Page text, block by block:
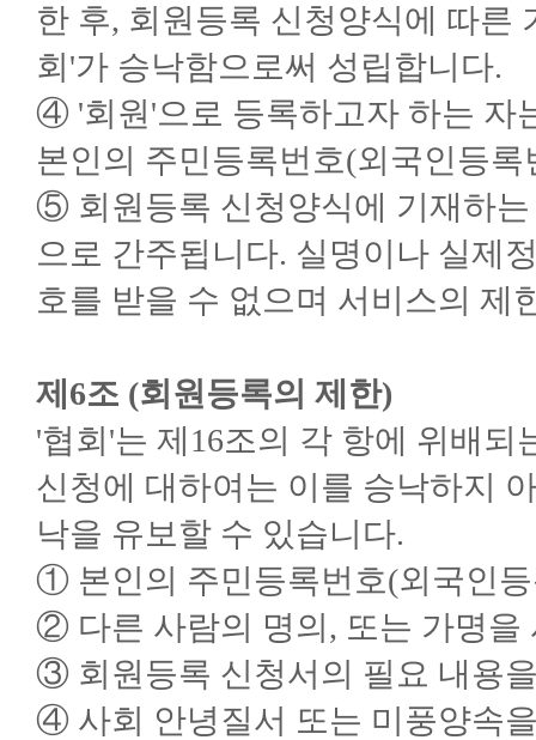
한 후, 회원등록 신청양식에 따른
회'가 승낙함으로써 성립합니다.
④ '회원'으로 등록하고자 하는 자
본인의 주민등록번호(외국인등
⑤ 회원등록 신청양식에 기재하
으로 간주됩니다. 실명이나 실제
호를 받을 수 없으며 서비스의 제
제6조 (회원등록의 제한)
'협회'는 제16조의 각 항에 위배
신청에 대하여는 이를 승낙하지
낙을 유보할 수 있습니다.
① 본인의 주민등록번호(외국인
② 다른 사람의 명의, 또는 가명을
③ 회원등록 신청서의 필요 내용
④ 사회 안녕질서 또는 미풍양속